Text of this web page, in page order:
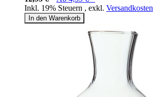
Inkl. 19% Steuern , exkl. Versandkosten
In den Warenkorb